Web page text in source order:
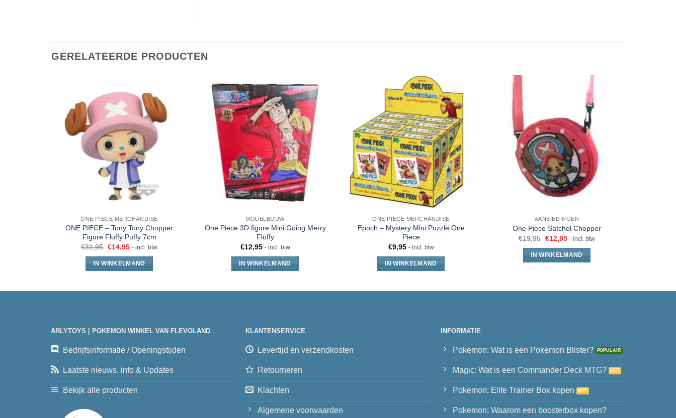
GERELATEERDE PRODUCTEN
ONE PIECE MERCHANDISE
ONE PIECE – Tony Tony Chopper
Figure Fluffy Puffy 7cm
€31,95 €14,95 - incl. btw
IN WINKELMAND
MODELBOUW
One Piece 3D figure Mini Going Merry
Fluffy
€12,95 - incl. btw
IN WINKELMAND
ONE PIECE MERCHANDISE
Epoch – Mystery Mini Puzzle One
Piece
€9,95 - incl. btw
IN WINKELMAND
AANBIEDINGEN
One Piece Satchel Chopper
€19,95 €12,95 - incl. btw
IN WINKELMAND
ARLYTOYS | POKEMON WINKEL VAN FLEVOLAND
Bedrijfsinformatie / Openingstijden
Laatste nieuws, info & Updates
Bekijk alle producten
KLANTENSERVICE
Levertijd en verzendkosten
Retourneren
Klachten
Algemene voorwaarden
INFORMATIE
Pokemon: Wat is een Pokemon Blister?
Magic: Wat is een Commander Deck MTG?
Pokemon: Elite Trainer Box kopen
Pokemon: Waarom een boosterbox kopen?